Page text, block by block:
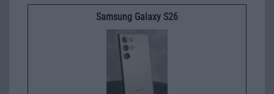
Samsung Galaxy S26